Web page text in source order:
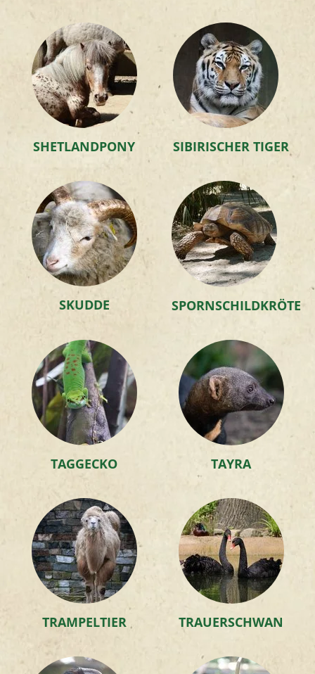
SHETLANDPONY SIBIRISCHER TIGER
SKUDDE SPORNSCHILDKRÖTE
TAGGECKO TAYRA
TRAMPELTIER TRAUERSCHWAN